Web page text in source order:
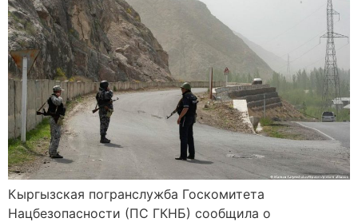
Кыргызская погранслужба Госкомитета
Нацбезопасности (ПС ГКНБ) сообщила о